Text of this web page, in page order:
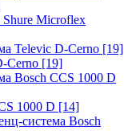
Microflex
Televic D-Cerno [19]
Cerno [19]
Bosch CCS 1000 D
1000 D [14]
система Bosch